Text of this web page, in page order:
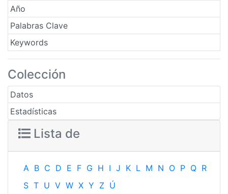
Año
Palabras Clave
Keywords
Colección
Datos
Estadísticas
Lista de
A B C D E F G H I J K L M N O P Q R
S T U V W X Y Z Ú